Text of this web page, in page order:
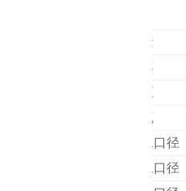
容量
功率
电压
电流
进水口径
出水口径